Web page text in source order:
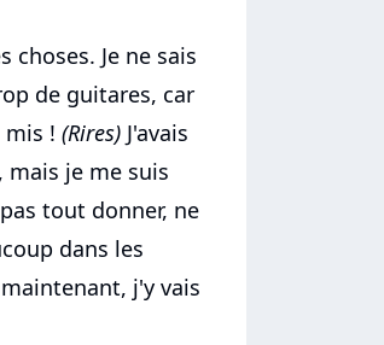
choses. Je ne sais
de guitares, car
! (Rires) J'avais
mais je me suis
tout donner, ne
dans les
j'y vais